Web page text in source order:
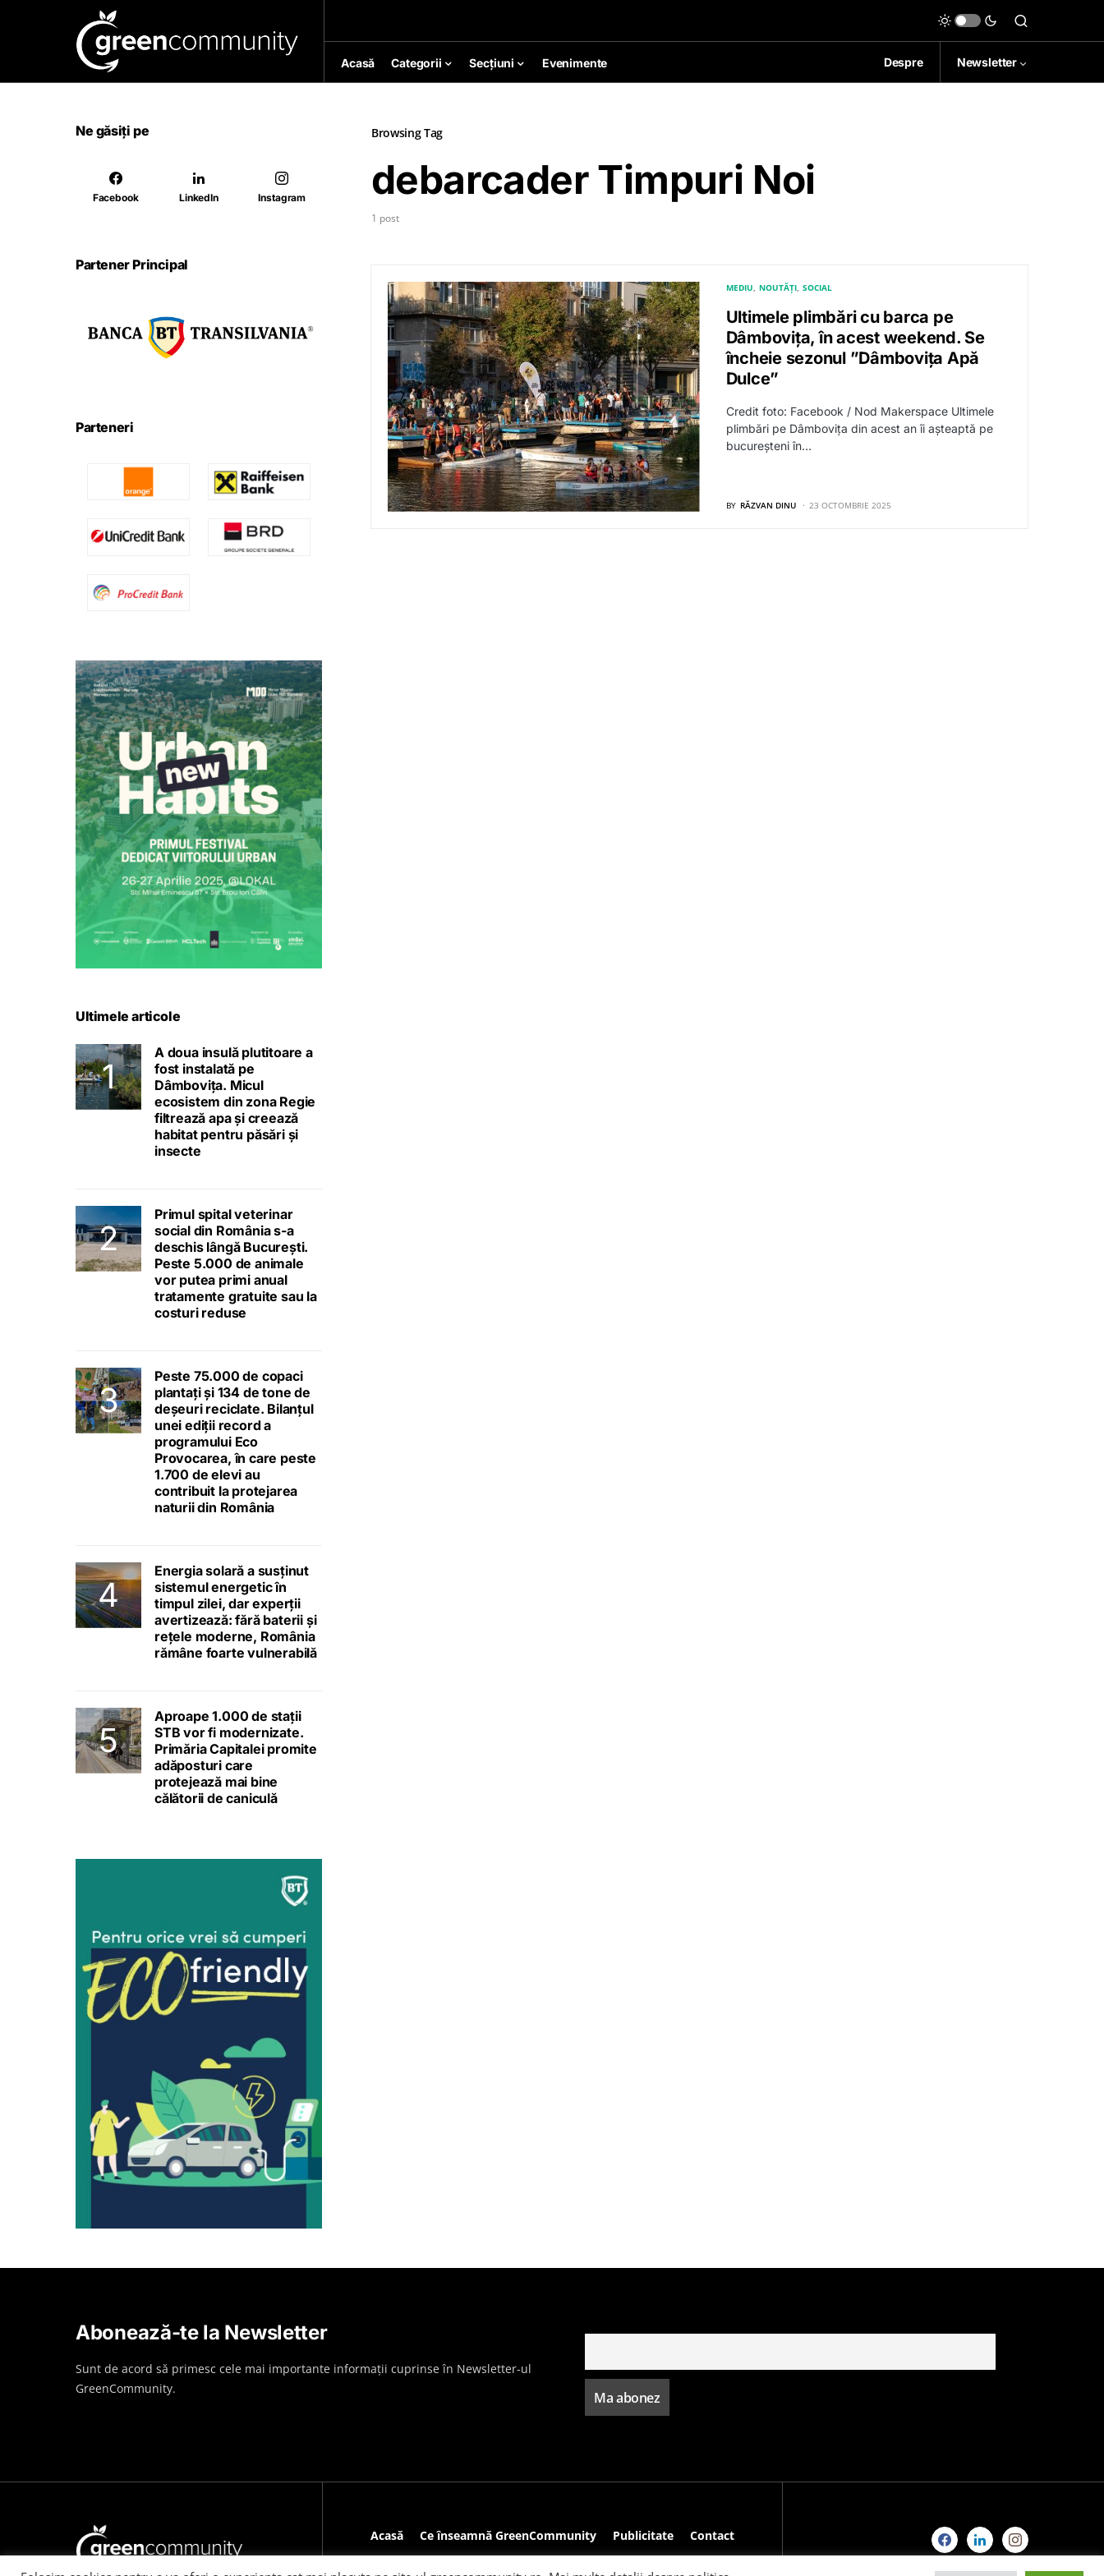
Acasă Categorii Secțiuni Evenimente Despre Newsletter
Browsing Tag
debarcader Timpuri Noi
1 post
MEDIU NOUTĂȚI SOCIAL
Ultimele plimbări cu barca pe
Dâmbovița, în acest weekend. Se
încheie sezonul ”Dâmbovița Apă
Dulce”
Credit foto: Facebook / Nod Makerspace Ultimele
plimbări pe Dâmbovița din acest an îi așteaptă pe
bucureșteni în…
BY RĂZVAN DINU 23 OCTOMBRIE 2025
Ne găsiți pe
Facebook LinkedIn Instagram
Partener Principal
Parteneri
Ultimele articole
A doua insulă plutitoare a
fost instalată pe
Dâmbovița. Micul
ecosistem din zona Regie
filtrează apa și creează
habitat pentru păsări și
insecte
Primul spital veterinar
social din România s-a
deschis lângă București.
Peste 5.000 de animale
vor putea primi anual
tratamente gratuite sau la
costuri reduse
Peste 75.000 de copaci
plantați și 134 de tone de
deșeuri reciclate. Bilanțul
unei ediții record a
programului Eco
Provocarea, în care peste
1.700 de elevi au
contribuit la protejarea
naturii din România
Energia solară a susținut
sistemul energetic în
timpul zilei, dar experții
avertizează: fără baterii și
rețele moderne, România
rămâne foarte vulnerabilă
Aproape 1.000 de stații
STB vor fi modernizate.
Primăria Capitalei promite
adăposturi care
protejează mai bine
călătorii de caniculă
Abonează-te la Newsletter
Sunt de acord să primesc cele mai importante informații cuprinse în Newsletter-ul
GreenCommunity.
Acasă Ce înseamnă GreenCommunity Publicitate Contact